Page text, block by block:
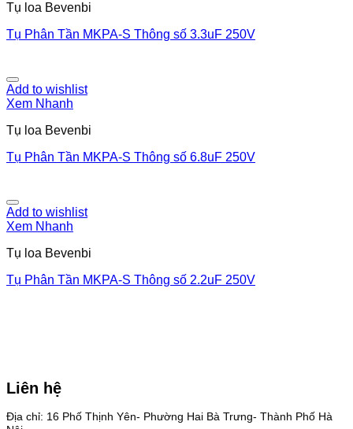
Tụ loa Bevenbi
Tụ Phân Tần MKPA-S Thông số 3.3uF 250V
Add to wishlist
Xem Nhanh
Tụ loa Bevenbi
Tụ Phân Tần MKPA-S Thông số 6.8uF 250V
Add to wishlist
Xem Nhanh
Tụ loa Bevenbi
Tụ Phân Tần MKPA-S Thông số 2.2uF 250V
Liên hệ
Địa chỉ: 16 Phố Thịnh Yên- Phường Hai Bà Trưng- Thành Phố Hà